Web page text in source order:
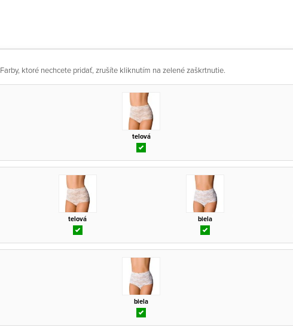
Farby, ktoré nechcete pridať, zrušíte kliknutím na zelené zaškrtnutie.
telová
telová biela
biela